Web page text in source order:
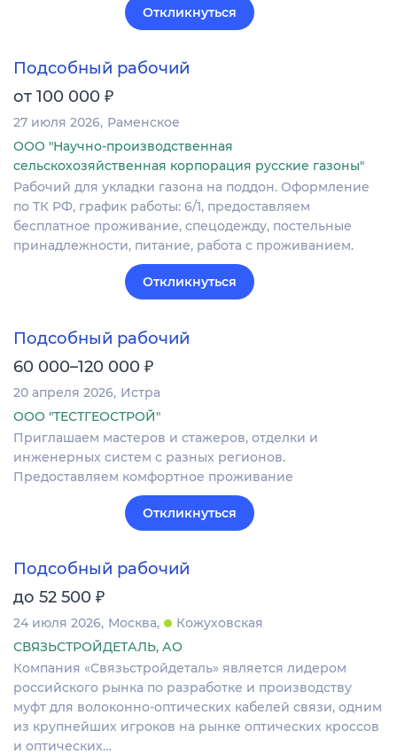
Откликнуться
Подсобный рабочий
от 100 000 ₽
27 июля 2026 Раменское
ООО "Научно-производственная
сельскохозяйственная корпорация русские газоны"
Рабочий для укладки газона на поддон. Оформление
по ТК РФ, график работы: 6/1, предоставляем
бесплатное проживание, спецодежду, постельные
принадлежности, питание, работа с проживанием.
Откликнуться
Подсобный рабочий
60 000–120 000 ₽
20 апреля 2026 Истра
ООО "ТЕСТГЕОСТРОЙ"
Приглашаем мастеров и стажеров, отделки и
инженерных систем с разных регионов.
Предоставляем комфортное проживание
Откликнуться
Подсобный рабочий
до 52 500 ₽
24 июля 2026 Москва
Кожуховская
СВЯЗЬСТРОЙДЕТАЛЬ, АО
Компания «Связьстройдеталь» является лидером
российского рынка по разработке и производству
муфт для волоконно-оптических кабелей связи, одним
из крупнейших игроков на рынке оптических кроссов
и оптических…